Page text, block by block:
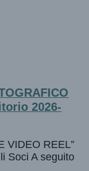
2026-
VIDEO REEL”
Soci A seguito